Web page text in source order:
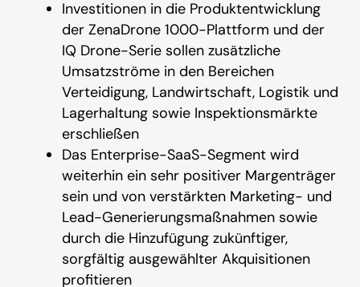
Investitionen in die Produktentwicklung
der ZenaDrone 1000-Plattform und der
IQ Drone-Serie sollen zusätzliche
Umsatzströme in den Bereichen
Verteidigung, Landwirtschaft, Logistik und
Lagerhaltung sowie Inspektionsmärkte
erschließen
Das Enterprise-SaaS-Segment wird
weiterhin ein sehr positiver Margenträger
sein und von verstärkten Marketing- und
Lead-Generierungsmaßnahmen sowie
durch die Hinzufügung zukünftiger,
sorgfältig ausgewählter Akquisitionen
profitieren